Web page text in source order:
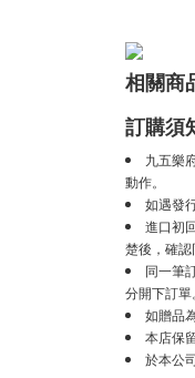
相關商
訂購須
九五樂
動作。
如遇發
進口初
楚後，確認
同一筆
分開下訂單。
如贈品
本店保
於本公